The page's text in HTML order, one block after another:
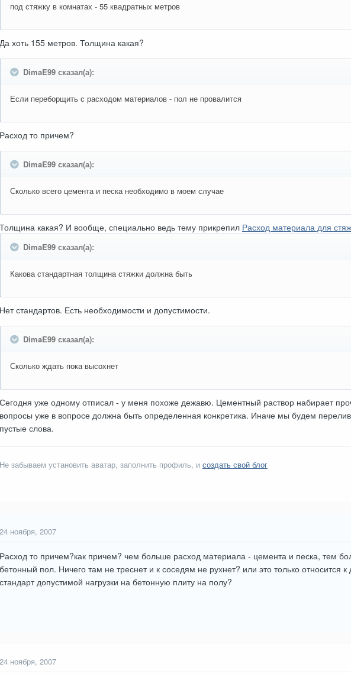
под стяжку в комнатах - 55 квадратных метров
Да хоть 155 метров. Толщина какая?
DimaE99 сказал(а):
Если переборщить с расходом материалов - пол не провалится
Расход то причем?
DimaE99 сказал(а):
Сколько всего цемента и песка необходимо в моем случае
Толщина какая? И вообще, специально ведь тему прикрепил Расход материала для
DimaE99 сказал(а):
Какова стандартная толщина стяжки должна быть
Нет стандартов. Есть необходимости и допустимости.
DimaE99 сказал(а):
Сколько ждать пока высохнет
Сегодня уже одному отписал - у меня похоже дежавю. Цементный раствор набирает
вопросы уже в вопросе должна быть определенная конкретика. Иначе мы будем
пустые слова.
Не забываем установить аватар, заполнить профиль, и создать свой блог
24 ноября, 2007
Расход то причем?как причем? чем больше расход материала - цемента и песка, тем
бетонный пол. Ничего там не треснет и к соседям не рухнет? или это только относится
стандарт допустимой нагрузки на бетонную плиту на полу?
24 ноября, 2007